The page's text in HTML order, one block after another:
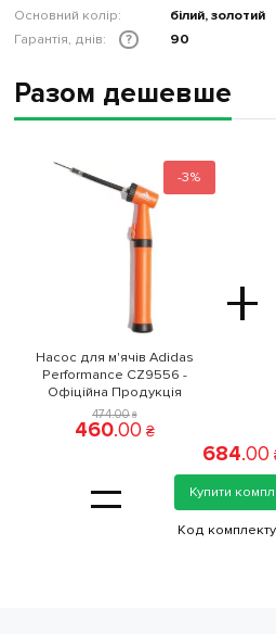
Основний колір:
білий, золотий
Гарантія, днів:
? 90
Разом дешевше
-3%
+
Насос для м'ячів Adidas
Performance CZ9556 -
Офіційна Продукція
474.00 ₴
460.00 ₴
=
684.00
Купити
Код